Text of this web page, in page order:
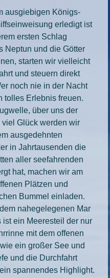
ausgiebigen Königs-
erledigt ist
ersten Schlag
Neptun und die Götter
starten wir vielleicht
und steuern direkt
noch nie in der Nacht
tolles Erlebnis freuen.
über uns der
Glück werden wir
ausgedehnten
in Jahrtausenden die
aller seefahrenden
hat, machen wir am
Plätzen und
Bummel einladen.
nahegelegenen Mar
ein Meeresteil der nur
mit dem offenen
ein großer See und
und die Durchfahrt
spannendes Highlight.